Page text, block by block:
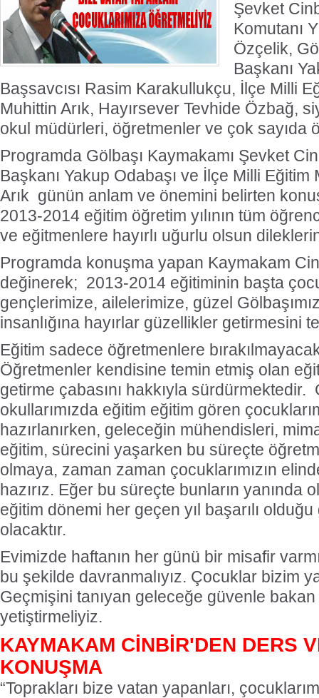
Şevket
Komutanı
Özçelik,
Başkanı
Başsavcısı Rasim Karakullukçu, İlçe Milli
Muhittin Arık, Hayırsever Tevhide Özbağ,
okul müdürleri, öğretmenler ve çok sayıda
Programda Gölbaşı Kaymakamı Şevket
Başkanı Yakup Odabaşı ve İlçe Milli
Arık günün anlam ve önemini belirten
2013-2014 eğitim öğretim yılının tüm
ve eğitmenlere hayırlı uğurlu olsun
Programda konuşma yapan Kaymakam
değinerek; 2013-2014 eğitiminin başta
gençlerimize, ailelerimize, güzel
insanlığına hayırlar güzellikler getirmesini
Eğitim sadece öğretmenlere
Öğretmenler kendisine temin etmiş olan
getirme çabasını hakkıyla sürdürmektedir.
okullarımızda eğitim eğitim gören
hazırlanırken, geleceğin mühendisleri,
eğitim, sürecini yaşarken bu süreçte
olmaya, zaman zaman çocuklarımızın
hazırız. Eğer bu süreçte bunların yanında
eğitim dönemi her geçen yıl başarılı olduğu
olacaktır.
Evimizde haftanın her günü bir misafir
bu şekilde davranmalıyız. Çocuklar bizim
Geçmişini tanıyan geleceğe güvenle
yetiştirmeliyiz.
KAYMAKAM CİNBİR'DEN DERS
KONUŞMA
“Toprakları bize vatan yapanları,